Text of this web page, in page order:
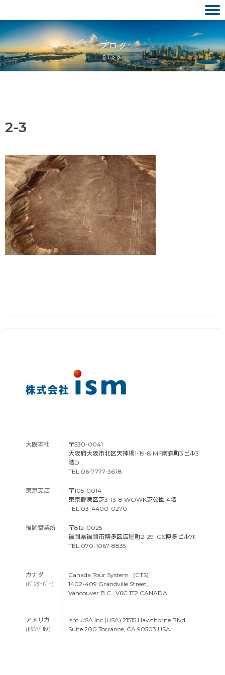
to
content
ブログ
Blog
2-3
大阪本社
〒530-0041
大阪府大阪市北区天神橋1-19-8 MF南森町3ビル3
階D
TEL:06-7777-3678
東京支店
〒105-0014
東京都港区芝3-13-8 WOWK芝公園 4階
TEL:03-4400-0270
福岡営業所
〒812-0025
福岡県福岡市博多区店屋町2-29 iGS博多ビル7F
TEL:070-1067-8835
カナダ
(ﾊﾞﾝｸｰﾊﾞｰ)
アメリカ
(ﾛｻﾝｾﾞﾙｽ)
Canada Tour System (CTS)
1402-409 Grandville Street,
Vancouver B.C., V6C 1T2 CANADA
ism USA Inc (USA) 21515 Hawthorne Blvd.
Suite 200 Torrance, CA 90503 USA